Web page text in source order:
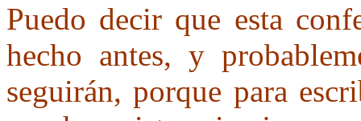
Puedo decir que esta
hecho antes, y
seguirán, porque para